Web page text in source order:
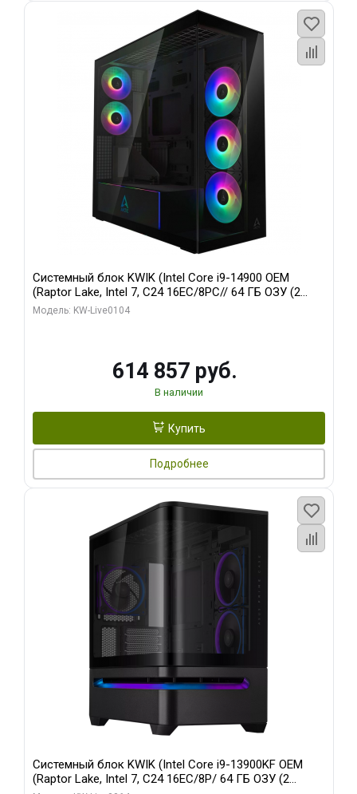
Системный блок KWIK (Intel Core i9-14900 OEM
(Raptor Lake, Intel 7, C24 16EC/8PC// 64 ГБ ОЗУ (2
модуля)/ Afox RTX4090 24GB GDDR6X 384-Bit 3xDP
Модель: KW-Live0104
614 857 руб.
В наличии
Купить
Подробнее
Системный блок KWIK (Intel Core i9-13900KF OEM
(Raptor Lake, Intel 7, C24 16EC/8P/ 64 ГБ ОЗУ (2